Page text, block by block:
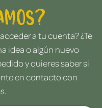
a tu cuenta? ¿Te
idea o algún nuevo
y quieres saber si
en contacto con